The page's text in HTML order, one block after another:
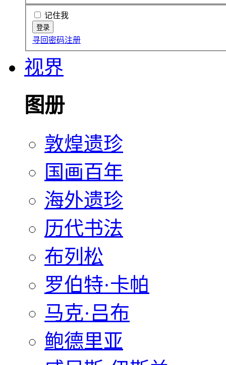
记住我
寻回密码注册
视界
图册
敦煌遗珍
国画百年
海外遗珍
历代书法
布列松
罗伯特·卡帕
马克·吕布
鲍德里亚